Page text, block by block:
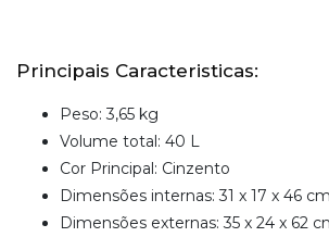
Principais Caracteristicas:
Peso: 3,65 kg
Volume total: 40 L
Cor Principal: Cinzento
Dimensões internas: 31 x 17 x 46 cm
Dimensões externas: 35 x 24 x 62